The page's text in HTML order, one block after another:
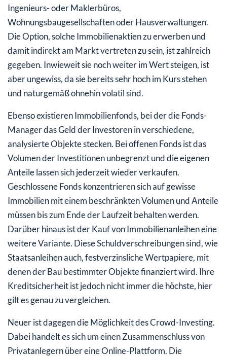
Ingenieurs- oder Maklerbüros,
Wohnungsbaugesellschaften oder Hausverwaltungen.
Die Option, solche Immobilienaktien zu erwerben und
damit indirekt am Markt vertreten zu sein, ist zahlreich
gegeben. Inwieweit sie noch weiter im Wert steigen, ist
aber ungewiss, da sie bereits sehr hoch im Kurs stehen
und naturgemäß ohnehin volatil sind.
Ebenso existieren Immobilienfonds, bei der die Fonds-
Manager das Geld der Investoren in verschiedene,
analysierte Objekte stecken. Bei offenen Fonds ist das
Volumen der Investitionen unbegrenzt und die eigenen
Anteile lassen sich jederzeit wieder verkaufen.
Geschlossene Fonds konzentrieren sich auf gewisse
Immobilien mit einem beschränkten Volumen und Anteile
müssen bis zum Ende der Laufzeit behalten werden.
Darüber hinaus ist der Kauf von Immobilienanleihen eine
weitere Variante. Diese Schuldverschreibungen sind, wie
Staatsanleihen auch, festverzinsliche Wertpapiere, mit
denen der Bau bestimmter Objekte finanziert wird. Ihre
Kreditsicherheit ist jedoch nicht immer die höchste, hier
gilt es genau zu vergleichen.
Neuer ist dagegen die Möglichkeit des Crowd-Investing.
Dabei handelt es sich um einen Zusammenschluss von
Privatanlegern über eine Online-Plattform. Die